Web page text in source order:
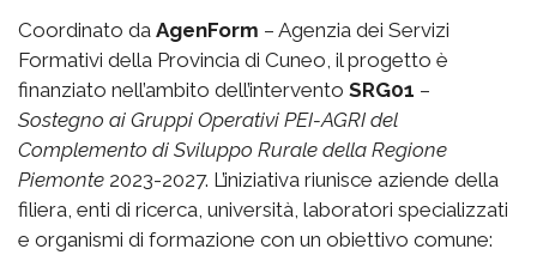
Coordinato da AgenForm – Agenzia dei Servizi
Formativi della Provincia di Cuneo, il progetto è
finanziato nell’ambito dell’intervento SRG01 –
Sostegno ai Gruppi Operativi PEI-AGRI del
Complemento di Sviluppo Rurale della Regione
Piemonte 2023-2027. L’iniziativa riunisce aziende della
filiera, enti di ricerca, università, laboratori specializzati
e organismi di formazione con un obiettivo comune: